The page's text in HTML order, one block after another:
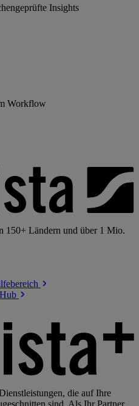
Insights
Workflow
150+ Ländern und über 1 Mio.
Hub
die auf Ihre
sind. Als Ihr Partner